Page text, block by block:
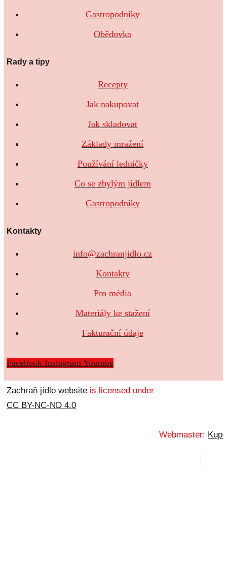
Gastropodniky
Obědovka
Rady a tipy
Recepty
Jak nakupovat
Jak skladovat
Základy mražení
Používání ledničky
Co se zbylým jídlem
Gastropodniky
Kontakty
info@zachranjidlo.cz
Kontakty
Pro média
Materiály ke stažení
Fakturační údaje
Facebook Instagram Youtube
Zachraň jídlo website is licensed under
CC BY-NC-ND 4.0
Webmaster: